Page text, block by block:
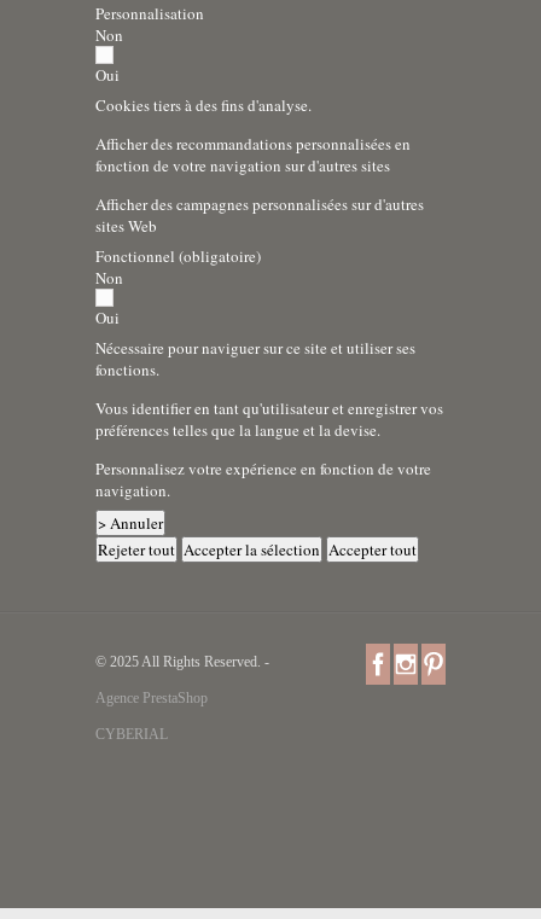
Personnalisation
Non
Oui
Cookies tiers à des fins d'analyse.
Afficher des recommandations personnalisées en
fonction de votre navigation sur d'autres sites
Afficher des campagnes personnalisées sur d'autres
sites Web
Fonctionnel (obligatoire)
Non
Oui
Nécessaire pour naviguer sur ce site et utiliser ses
fonctions.
Vous identifier en tant qu'utilisateur et enregistrer vos
préférences telles que la langue et la devise.
Personnalisez votre expérience en fonction de votre
navigation.
> Annuler
Rejeter tout Accepter la sélection Accepter tout
© 2025 All Rights Reserved. -
Agence PrestaShop
CYBERIAL